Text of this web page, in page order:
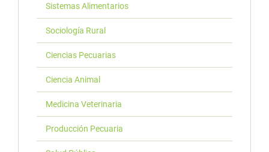
Sistemas Alimentarios
Sociología Rural
Ciencias Pecuarias
Ciencia Animal
Medicina Veterinaria
Producción Pecuaria